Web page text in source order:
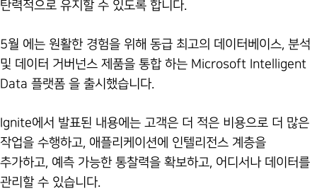
탄력적으로 유지할 수 있도록 합니다.
5월 에는 원활한 경험을 위해 동급 최고의 데이터베이스, 분석
및 데이터 거버넌스 제품을 통합 하는 Microsoft Intelligent
Data 플랫폼 을 출시했습니다.
Ignite에서 발표된 내용에는 고객은 더 적은 비용으로 더 많은
작업을 수행하고, 애플리케이션에 인텔리전스 계층을
추가하고, 예측 가능한 통찰력을 확보하고, 어디서나 데이터를
관리할 수 있습니다.